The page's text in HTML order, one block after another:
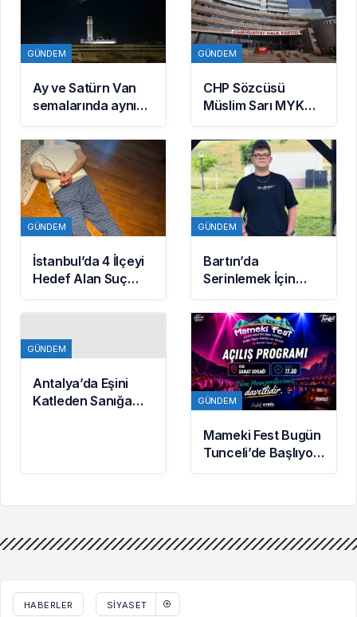
GÜNDEM
Ay ve Satürn Van
semalarında aynı
karede buluştu
GÜNDEM
CHP Sözcüsü
Müslim Sarı MYK
Gündemine Dair
Açıklamalarda
Bulundu: 8 İl
Başkanlığına Atama
Yapıldı
GÜNDEM
İstanbul’da 4 İlçeyi
Hedef Alan Suç
Örgütüne
Operasyon: 7
GÜNDEM
Bartın’da
Serinlemek İçin
Denize Giren 17
Yaşındaki Batın
Yaşamını Yitirdi
GÜNDEM
Antalya’da Eşini
Katleden Sanığa
GÜNDEM
Mameki Fest Bugün
Tunceli’de Başlıyor:
Açılış Programı
Sokağı’nda
HABERLER SIYASET